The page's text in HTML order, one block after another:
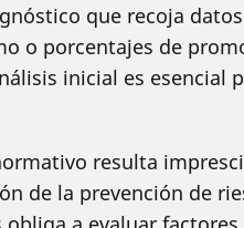
que recoja
o porcentajes de
inicial es esencial
resulta
de la prevención de